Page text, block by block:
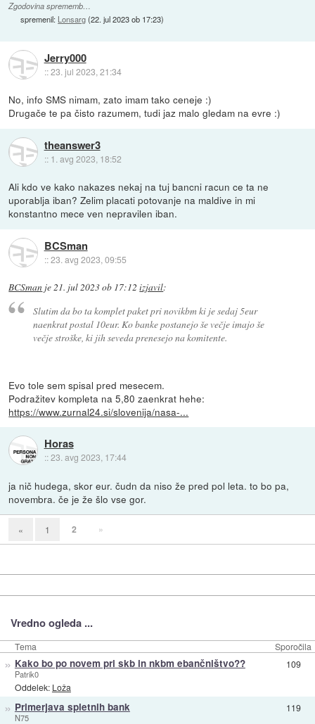
Zgodovina sprememb…
spremenil: Lonsarg(22. jul 2023 ob 17:23)
Jerry000
::23. jul 2023, 21:34
No, info SMS nimam, zato imam tako ceneje :)
Drugače te pa čisto razumem, tudi jaz malo gledam na evre :)
theanswer3
:: 1. avg 2023, 18:52
Ali kdo ve kako nakazes nekaj na tuj bancni racun ce ta ne
uporablja iban? Zelim placati potovanje na maldive in mi
konstantno mece ven nepravilen iban.
BCSman
::23. avg 2023, 09:55
BCSman je21. jul 2023 ob 17:12 izjavil:
Slutim da bo ta komplet paket pri novikbm ki je sedaj 5eur
naenkrat postal 10eur. Ko banke postanejo še večje imajo še
večje stroške, ki jih seveda prenesejo na komitente.
Evo tole sem spisal pred mesecem.
Podražitev kompleta na 5,80 zaenkrat hehe:
https://www.zurnal24.si/slovenija/nasa-...
Horas
::23. avg 2023, 17:44
ja nič hudega, skor eur. čudn da niso že pred pol leta. to bo pa,
novembra. če je že šlo vse gor.
« 1 2 »
Vredno ogleda ...
Tema Sporočila
» Kako bo po novem pri skb in nkbm ebančništvo??
Patrik0
Oddelek: Loža
109
» Primerjava spletnih bank
N75
119